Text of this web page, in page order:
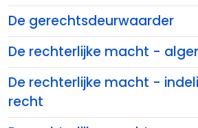
De gerechtsdeurwaarder
De rechterlijke macht -
De rechterlijke macht -
recht